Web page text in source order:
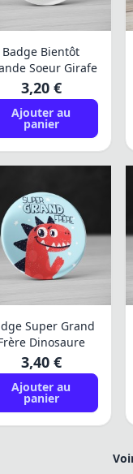
Badge Bientôt
Soeur Girafe
3,20 €
Ajouter au
panier
Super Grand
Dinosaure
3,40 €
Ajouter au
panier